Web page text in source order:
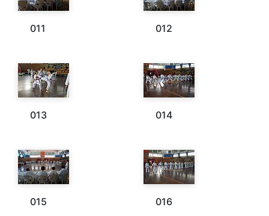
011 012
013 014
015 016